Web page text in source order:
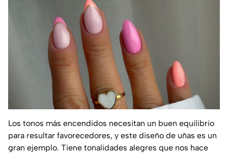
Los tonos más encendidos necesitan un buen equilibrio
para resultar favorecedores, y este diseño de uñas es un
gran ejemplo. Tiene tonalidades alegres que nos hace